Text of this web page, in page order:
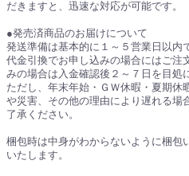
だきますと、迅速な対応が可能です。
●発売済商品のお届けについて
発送準備は基本的に１～５営業日以内
代金引換でお申し込みの場合にはご注
みの場合は入金確認後２～７日を目処
ただし、年末年始・ＧＷ休暇・夏期休
や災害、その他の理由により遅れる場
了承ください。
梱包時は中身がわからないように梱包
いたします。